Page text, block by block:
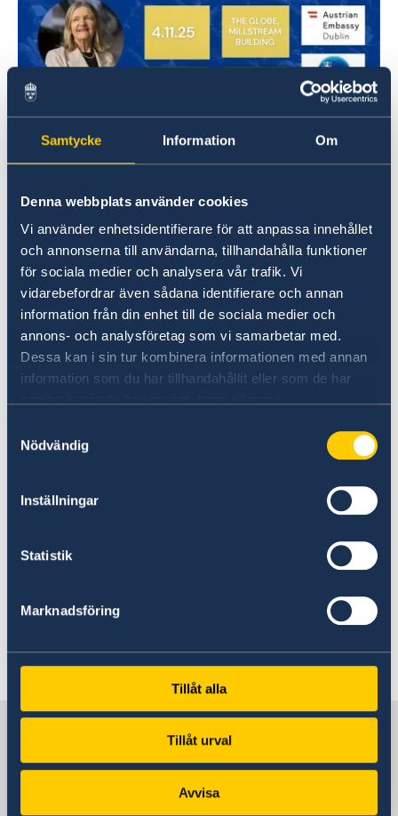
Samtycke Information Om
Denna webbplats använder cookies
Vi använder enhetsidentifierare för att anpassa innehållet
och annonserna till användarna, tillhandahålla funktioner
för sociala medier och analysera vår trafik. Vi
vidarebefordrar även sådana identifierare och annan
information från din enhet till de sociala medier och
annons- och analysföretag som vi samarbetar med.
Dessa kan i sin tur kombinera informationen med annan
information som du har tillhandahållit eller som de har
Nödvändig
Inställningar
Statistik
Marknadsföring
Tillåt alla
Tillåt urval
Avvisa
Membership: Experiences
from Austria, Finland and
Sweden
📍 När? Tisdag den 4 november
📍 Var? University of Limerick, UL Globe
(Millstream Building)
välkomnar Melitta Schubert (Österrikes
ambassadör till Irland), Leena Gardemeister
(Finlands ambassadör till Irland) och Lina van
der Weyden (Sveriges ambassadör till Irland) till
ländernas 30 år som EU-medlemmar.
webbsidan.
Evenmanget är på engelska.
Sverige i Irland
SVERIGES AMBASSAD